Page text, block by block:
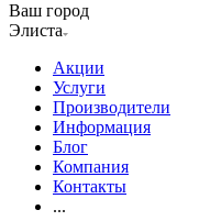
Ваш город
Элиста
Акции
Услуги
Производители
Информация
Блог
Компания
Контакты
...